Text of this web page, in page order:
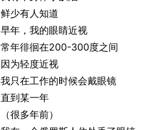
鲜少有人知道
早年，我的眼睛近视
常年徘徊在200-300度之间
因为轻度近视
我只在工作的时候会戴眼镜
直到某一年
（很多年前）